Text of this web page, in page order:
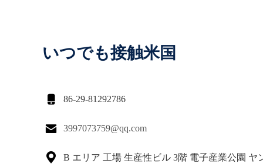
いつでも接触米国
 86-29-81292786
 3997073759@qq.com

B エリア 工場 生産性ビル 3階 電子産業公園 ヤ